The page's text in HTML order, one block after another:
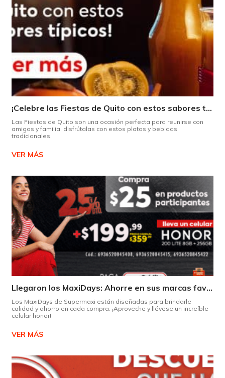
¡Celebre las Fiestas de Quito con estos sabores típicos!
Las Fiestas de Quito son una ocasión perfecta para reunirse con
amigos y familia, disfrútalas con estos platos y bebidas
tradicionales.
VER MÁS
Llegaron los MaxiDays: Ahorre en sus marcas favoritas
Los MaxiDays de Supermaxi están diseñadas para brindarle
calidad y ahorro en cada compra. ¡Aproveche y llévese un increíble
celular honor!
VER MÁS